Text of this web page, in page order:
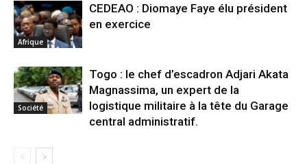
Afrique
CEDEAO : Diomaye Faye élu président
en exercice
Société
Togo : le chef d’escadron Adjari Akata
Magnassima, un expert de la
logistique militaire à la tête du Garage
central administratif.